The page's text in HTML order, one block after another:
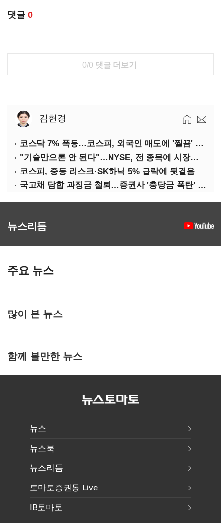
댓글 0
0/0 댓글 더보기
김현경
코스닥 7% 폭등…코스피, 외국인 매도에 '찔끔' 반등
"기술만으론 안 된다"…NYSE, 전 종목에 시장조성자 붙여 변동성 39%↓
코스피, 중동 리스크·SK하닉 5% 급락에 뒷걸음
국고채 담합 과징금 철퇴…증권사 '충당금 폭탄' 우려
뉴스리듬
주요 뉴스
많이 본 뉴스
함께 볼만한 뉴스
뉴스
뉴스북
뉴스리듬
토마토증권통 Live
IB토마토